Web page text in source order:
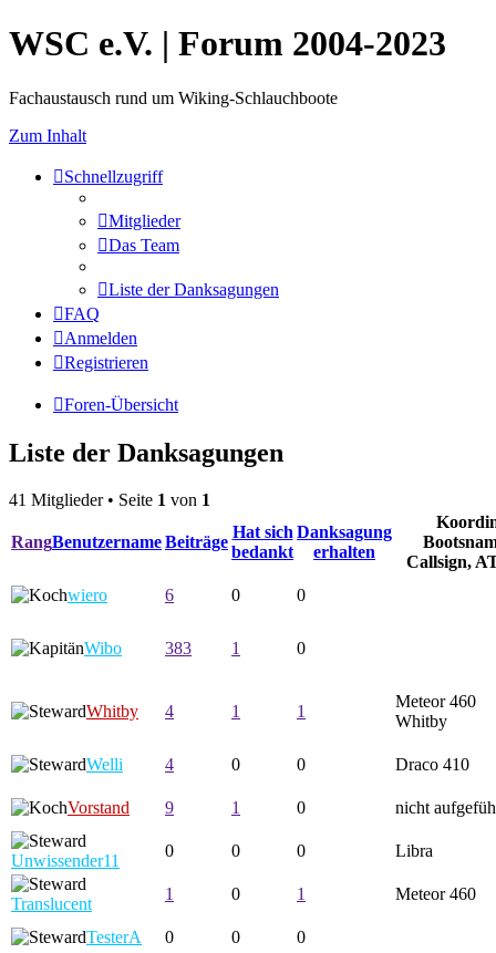
WSC e.V. | Forum 2004-2023
Fachaustausch rund um Wiking-Schlauchboote
Zum Inhalt
Schnellzugriff
Mitglieder
Das Team
Liste der Danksagungen
FAQ
Anmelden
Registrieren
Foren-Übersicht
Liste der Danksagungen
41 Mitglieder • Seite 1 von 1
RangBenutzernameBeiträge
Hat sich
bedankt
Danksagung
erhalten
Callsign,
wiero
6 0 0
Wibo 383 1 0
Whitby 4 1 1
Meteor 460
Whitby
Welli 4 0 0 Draco 410
Vorstand 9 1 0 nicht
Unwissender11
0 0 0 Libra
Translucent
1 0 1 Meteor 460
TesterA 0 0 0